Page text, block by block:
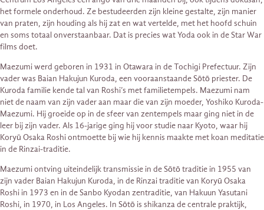
het formele onderhoud. Ze bestudeerden zijn kleine gestalte, zijn manier
van praten, zijn houding als hij zat en wat vertelde, met het hoofd schuin
en soms totaal onverstaanbaar. Dat is precies wat Yoda ook in de Star War
films doet.
Maezumi werd geboren in 1931 in Otawara in de Tochigi Prefectuur. Zijn
vader was Baian Hakujun Kuroda, een vooraanstaande Sōtō priester. De
Kuroda familie kende tal van Roshi’s met familietempels. Maezumi nam
niet de naam van zijn vader aan maar die van zijn moeder, Yoshiko Kuroda-
Maezumi. Hij groeide op in de sfeer van zentempels maar ging niet in de
leer bij zijn vader. Als 16-jarige ging hij voor studie naar Kyoto, waar hij
Koryū Osaka Roshi ontmoette bij wie hij kennis maakte met koan meditatie
in de Rinzai-traditie.
Maezumi ontving uiteindelijk transmissie in de Sōtō traditie in 1955 van
zijn vader Baian Hakujun Kuroda, in de Rinzai traditie van Koryū Osaka
Roshi in 1973 en in de Sanbo Kyodan zentraditie, van Hakuun Yasutani
Roshi, in 1970, in Los Angeles. In Sōtō is shikanza de centrale praktijk,